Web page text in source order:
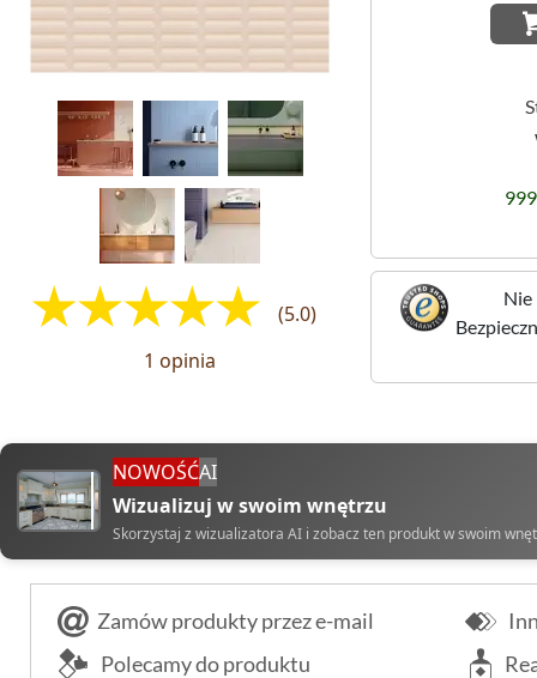
(5.0)
1 opinia
Nie
NOWOŚĆAI
Wizualizuj w swoim wnętrzu
Skorzystaj z wizualizatora AI i zobacz ten produkt w swoim
Zamów produkty przez e-mail
Polecamy do produktu